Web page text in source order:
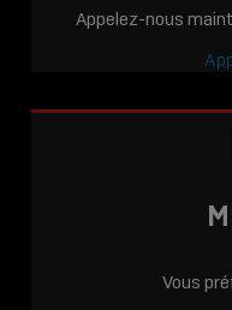
Appelez-nous
Vous